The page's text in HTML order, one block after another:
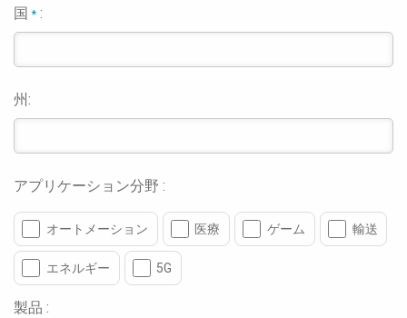
国* :
州:
アプリケーション分野 :
オートメーション 医療 ゲーム 輸送
エネルギー 5G
製品 :